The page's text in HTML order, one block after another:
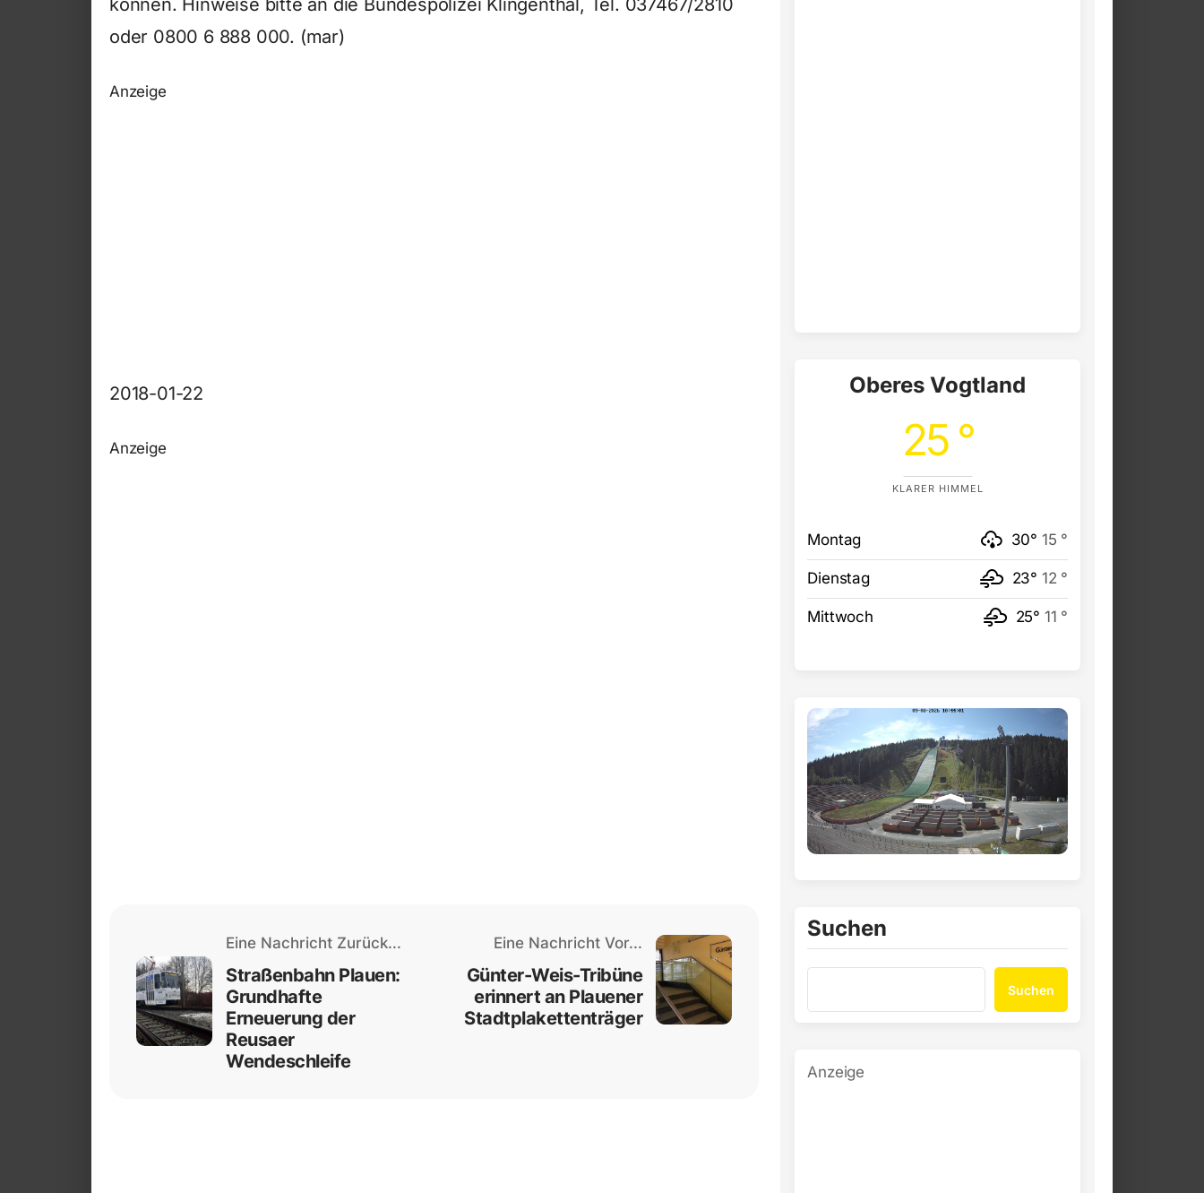
können. Hinweise bitte an die Bundespolizei Klingenthal, Tel. 037467/2810
oder 0800 6 888 000. (mar)
Anzeige
2018-01-22
Anzeige
Eine Nachricht Zurück...
Straßenbahn Plauen:
Grundhafte
Erneuerung der
Reusaer
Wendeschleife
Eine Nachricht Vor...
Günter-Weis-Tribüne
erinnert an Plauener
Stadtplakettenträger
Oberes Vogtland
25 °
KLARER HIMMEL
Montag 30° 15 °
Dienstag 23° 12 °
Mittwoch 25° 11 °
Suchen
Suchen
Anzeige